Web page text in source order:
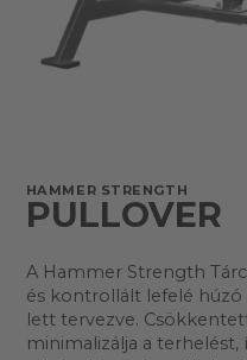
HAMMER STRENGTH
PULLOVER
A Hammer Strength
és kontrollált lefelé
lett tervezve.
minimalizálja a